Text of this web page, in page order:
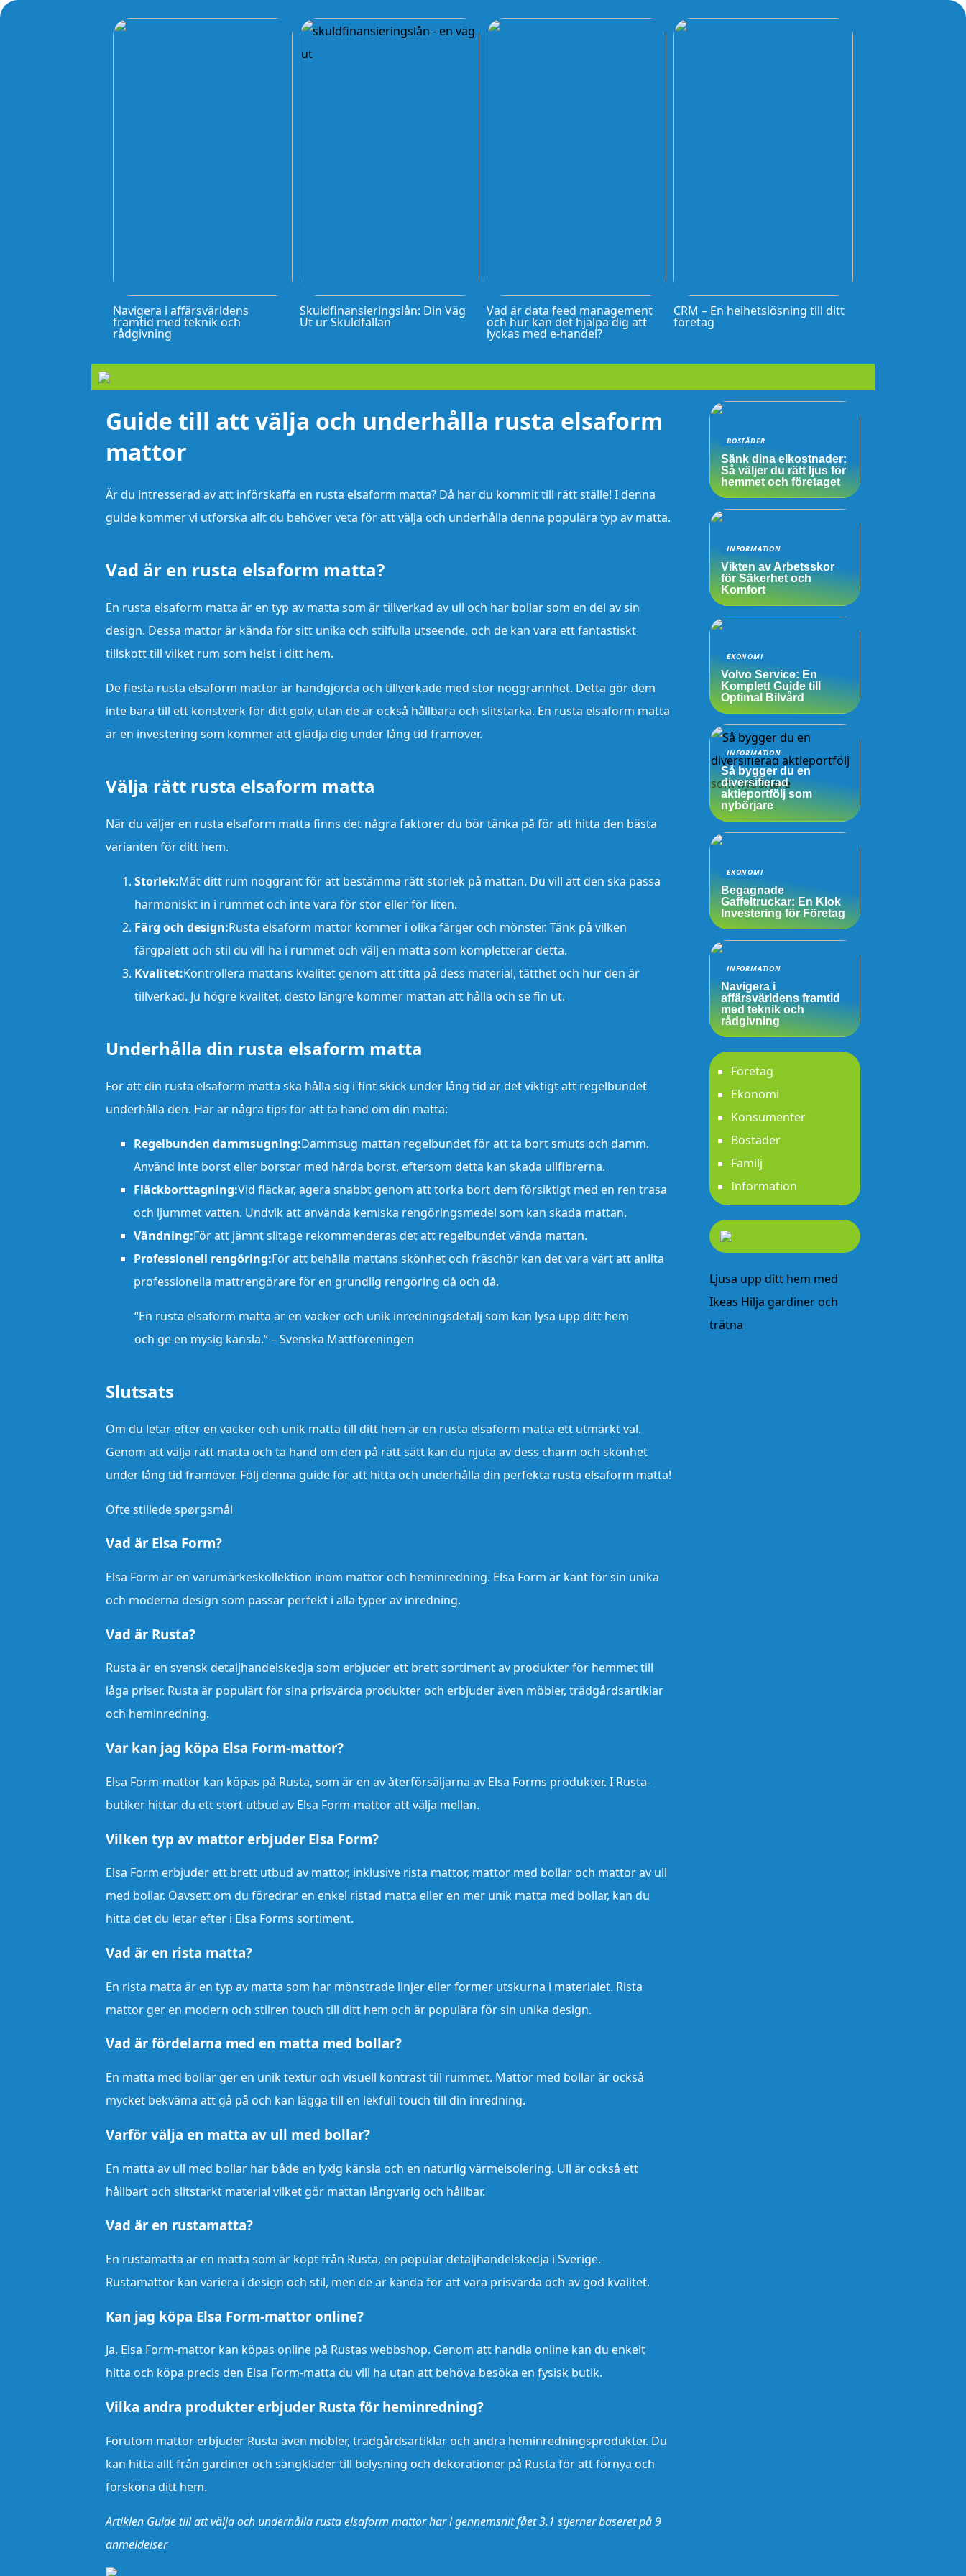
Navigera i affärsvärldens
framtid med teknik och
rådgivning
Skuldfinansieringslån: Din Väg
Ut ur Skuldfällan
Vad är data feed management
och hur kan det hjälpa dig att
lyckas med e-handel?
CRM – En helhetslösning till ditt
företag
Guide till att välja och underhålla rusta elsaform
mattor
Är du intresserad av att införskaffa en rusta elsaform matta? Då har du kommit till rätt ställe! I denna
guide kommer vi utforska allt du behöver veta för att välja och underhålla denna populära typ av matta.
Vad är en rusta elsaform matta?
En rusta elsaform matta är en typ av matta som är tillverkad av ull och har bollar som en del av sin
design. Dessa mattor är kända för sitt unika och stilfulla utseende, och de kan vara ett fantastiskt
tillskott till vilket rum som helst i ditt hem.
De flesta rusta elsaform mattor är handgjorda och tillverkade med stor noggrannhet. Detta gör dem
inte bara till ett konstverk för ditt golv, utan de är också hållbara och slitstarka. En rusta elsaform matta
är en investering som kommer att glädja dig under lång tid framöver.
Välja rätt rusta elsaform matta
När du väljer en rusta elsaform matta finns det några faktorer du bör tänka på för att hitta den bästa
varianten för ditt hem.
Storlek:Mät ditt rum noggrant för att bestämma rätt storlek på mattan. Du vill att den ska passa
harmoniskt in i rummet och inte vara för stor eller för liten.
Färg och design:Rusta elsaform mattor kommer i olika färger och mönster. Tänk på vilken
färgpalett och stil du vill ha i rummet och välj en matta som kompletterar detta.
Kvalitet:Kontrollera mattans kvalitet genom att titta på dess material, tätthet och hur den är
tillverkad. Ju högre kvalitet, desto längre kommer mattan att hålla och se fin ut.
Underhålla din rusta elsaform matta
För att din rusta elsaform matta ska hålla sig i fint skick under lång tid är det viktigt att regelbundet
underhålla den. Här är några tips för att ta hand om din matta:
Regelbunden dammsugning:Dammsug mattan regelbundet för att ta bort smuts och damm.
Använd inte borst eller borstar med hårda borst, eftersom detta kan skada ullfibrerna.
Fläckborttagning:Vid fläckar, agera snabbt genom att torka bort dem försiktigt med en ren trasa
och ljummet vatten. Undvik att använda kemiska rengöringsmedel som kan skada mattan.
Vändning:För att jämnt slitage rekommenderas det att regelbundet vända mattan.
Professionell rengöring:För att behålla mattans skönhet och fräschör kan det vara värt att anlita
professionella mattrengörare för en grundlig rengöring då och då.
“En rusta elsaform matta är en vacker och unik inredningsdetalj som kan lysa upp ditt hem
och ge en mysig känsla.” – Svenska Mattföreningen
Slutsats
Om du letar efter en vacker och unik matta till ditt hem är en rusta elsaform matta ett utmärkt val.
Genom att välja rätt matta och ta hand om den på rätt sätt kan du njuta av dess charm och skönhet
under lång tid framöver. Följ denna guide för att hitta och underhålla din perfekta rusta elsaform matta!
Ofte stillede spørgsmål
Vad är Elsa Form?
Elsa Form är en varumärkeskollektion inom mattor och heminredning. Elsa Form är känt för sin unika
och moderna design som passar perfekt i alla typer av inredning.
Vad är Rusta?
Rusta är en svensk detaljhandelskedja som erbjuder ett brett sortiment av produkter för hemmet till
låga priser. Rusta är populärt för sina prisvärda produkter och erbjuder även möbler, trädgårdsartiklar
och heminredning.
Var kan jag köpa Elsa Form-mattor?
Elsa Form-mattor kan köpas på Rusta, som är en av återförsäljarna av Elsa Forms produkter. I Rusta-
butiker hittar du ett stort utbud av Elsa Form-mattor att välja mellan.
Vilken typ av mattor erbjuder Elsa Form?
Elsa Form erbjuder ett brett utbud av mattor, inklusive rista mattor, mattor med bollar och mattor av ull
med bollar. Oavsett om du föredrar en enkel ristad matta eller en mer unik matta med bollar, kan du
hitta det du letar efter i Elsa Forms sortiment.
Vad är en rista matta?
En rista matta är en typ av matta som har mönstrade linjer eller former utskurna i materialet. Rista
mattor ger en modern och stilren touch till ditt hem och är populära för sin unika design.
Vad är fördelarna med en matta med bollar?
En matta med bollar ger en unik textur och visuell kontrast till rummet. Mattor med bollar är också
mycket bekväma att gå på och kan lägga till en lekfull touch till din inredning.
Varför välja en matta av ull med bollar?
En matta av ull med bollar har både en lyxig känsla och en naturlig värmeisolering. Ull är också ett
hållbart och slitstarkt material vilket gör mattan långvarig och hållbar.
Vad är en rustamatta?
En rustamatta är en matta som är köpt från Rusta, en populär detaljhandelskedja i Sverige.
Rustamattor kan variera i design och stil, men de är kända för att vara prisvärda och av god kvalitet.
Kan jag köpa Elsa Form-mattor online?
Ja, Elsa Form-mattor kan köpas online på Rustas webbshop. Genom att handla online kan du enkelt
hitta och köpa precis den Elsa Form-matta du vill ha utan att behöva besöka en fysisk butik.
Vilka andra produkter erbjuder Rusta för heminredning?
Förutom mattor erbjuder Rusta även möbler, trädgårdsartiklar och andra heminredningsprodukter. Du
kan hitta allt från gardiner och sängkläder till belysning och dekorationer på Rusta för att förnya och
försköna ditt hem.
Artiklen Guide till att välja och underhålla rusta elsaform mattor har i gennemsnit fået3.1 stjerner baseret på9
anmeldelser
BOSTÄDER
Sänk dina elkostnader:
Så väljer du rätt ljus för
hemmet och företaget
INFORMATION
Vikten av Arbetsskor
för Säkerhet och
Komfort
EKONOMI
Volvo Service: En
Komplett Guide till
Optimal Bilvård
INFORMATION
Så bygger du en
diversifierad
aktieportfölj som
nybörjare
EKONOMI
Begagnade
Gaffeltruckar: En Klok
Investering för Företag
INFORMATION
Navigera i
affärsvärldens framtid
med teknik och
rådgivning
Företag
Ekonomi
Konsumenter
Bostäder
Familj
Information
Ljusa upp ditt hem med
Ikeas Hilja gardiner och
trätna